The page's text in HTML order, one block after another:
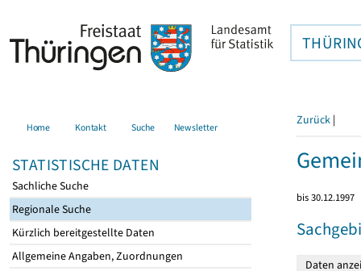
Home Kontakt Suche Newsletter
STATISTISCHE DATEN
Sachliche Suche
Regionale Suche
Kürzlich bereitgestellte Daten
Allgemeine Angaben, Zuordnungen
Zurück |
bis 30.12.1997